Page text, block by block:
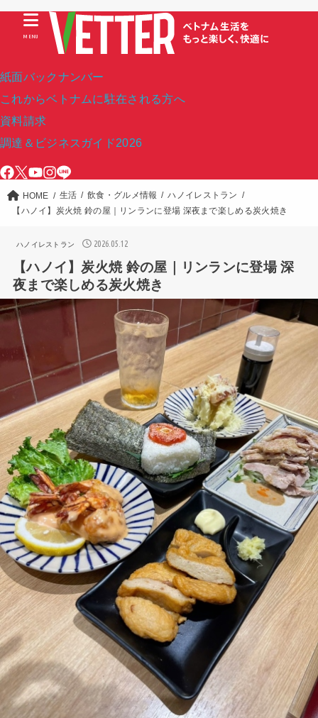
紙面バックナンバー
これからベトナムに駐在される方へ
資料請求
調達＆ビジネスガイド2026
MENU
HOME 生活 飲食・グルメ情報
ハノイレストラン
【ハノイ】炭火焼 鈴の屋｜リンランに登場 深夜まで楽しめる炭火焼き
ハノイレストラン 2026.05.12
【ハノイ】炭火焼 鈴の屋｜リンランに登場 深
夜まで楽しめる炭火焼き